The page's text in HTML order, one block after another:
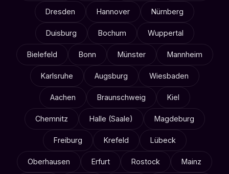
Dresden Hannover Nürnberg
Duisburg Bochum Wuppertal
Bielefeld Bonn Münster Mannheim
Karlsruhe Augsburg Wiesbaden
Aachen Braunschweig Kiel
Chemnitz Halle (Saale) Magdeburg
Freiburg Krefeld Lübeck
Oberhausen Erfurt Rostock Mainz